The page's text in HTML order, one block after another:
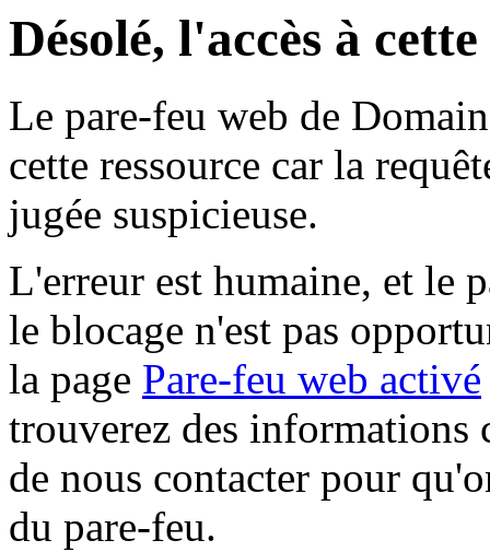
Désolé, l'accès à
Le pare-feu web de
cette ressource car la
jugée suspicieuse.
L'erreur est humaine, et le
le blocage n'est pas
la page Pare-feu web activé
trouverez des informations
de nous contacter pour
du pare-feu.